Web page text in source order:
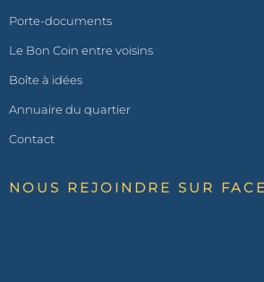
Porte-documents
Le Bon Coin entre voisins
Boîte à idées
Annuaire du quartier
Contact
NOUS REJOINDRE SUR